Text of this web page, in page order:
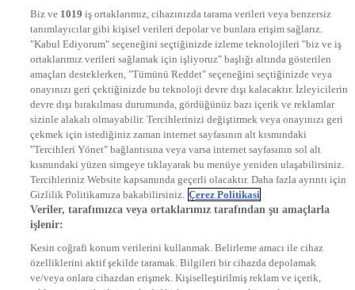
STAR
EURO STAR
KRAL POP TV
DYG Radyolar
NTV RADYO
KRAL FM
KRAL POP
EKSEN
VOYAGE
DYG Dijital
ntv.com.tr
ntvspor.net
secim.ntv.com.tr
startv.com.tr
kralmuzik.com.tr
Biz ve 1019 iş ortaklarımız, cihazınızda tarama verileri veya benzersiz
tanımlayıcılar gibi kişisel verileri depolar ve bunlara erişim sağlarız.
"Kabul Ediyorum" seçeneğini seçtiğinizde izleme teknolojileri "biz ve iş
ortaklarımız verileri sağlamak için işliyoruz" başlığı altında gösterilen
amaçları desteklerken, "Tümünü Reddet" seçeneğini seçtiğinizde veya
onayınızı geri çektiğinizde bu teknoloji devre dışı kalacaktır. İzleyicilerin
devre dışı bırakılması durumunda, gördüğünüz bazı içerik ve reklamlar
sizinle alakalı olmayabilir. Tercihlerinizi değiştirmek veya onayınızı geri
çekmek için istediğiniz zaman internet sayfasının alt kısmındaki
"Tercihleri Yönet" bağlantısına veya varsa internet sayfasının sol alt
kısmındaki yüzen simgeye tıklayarak bu menüye yeniden ulaşabilirsiniz.
Tercihleriniz Website kapsamında geçerli olacaktır. Daha fazla ayrıntı için
Gizlilik Politikamıza bakabilirsiniz. Çerez Politikasi
Veriler, tarafımızca veya ortaklarımız tarafından şu amaçlarla
işlenir:
Kesin coğrafi konum verilerini kullanmak. Belirleme amacı ile cihaz
özelliklerini aktif şekilde taramak. Bilgileri bir cihazda depolamak
ve/veya onlara cihazdan erişmek. Kişiselleştirilmiş reklam ve içerik,